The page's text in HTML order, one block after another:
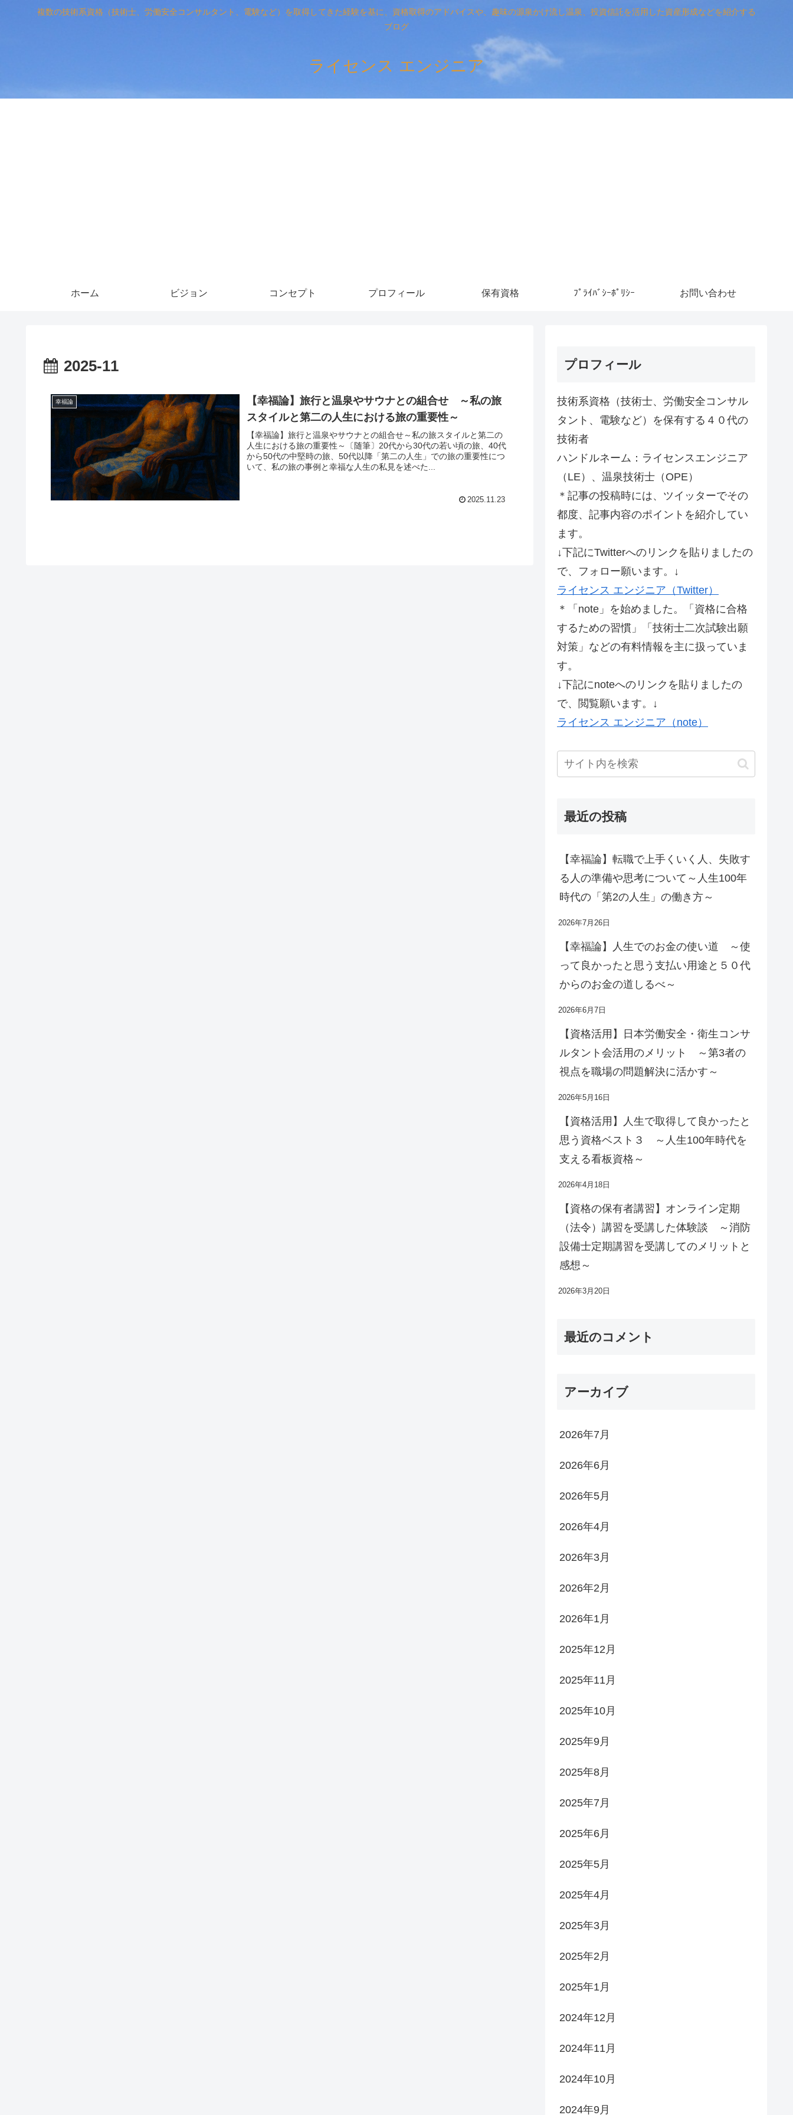
複数の技術系資格（技術士、労働安全コンサルタント、電験など）を取得してきた経験を基に、資格取得のアドバイスや、趣味の源泉かけ流し温泉、投資信託を活用した資産形成などを紹介する
ブログ
ライセンス エンジニア
ホーム ビジョン コンセプト プロフィール 保有資格 ﾌﾟﾗｲﾊﾞｼｰﾎﾟﾘｼｰ お問い合わせ
2025-11
幸福論
【幸福論】旅行と温泉やサウナとの組合せ ～私の旅
スタイルと第二の人生における旅の重要性～
【幸福論】旅行と温泉やサウナとの組合せ～私の旅スタイルと第二の
人生における旅の重要性～〔随筆〕20代から30代の若い頃の旅、40代
から50代の中堅時の旅、50代以降「第二の人生」での旅の重要性につ
いて、私の旅の事例と幸福な人生の私見を述べた...
2025.11.23
プロフィール
技術系資格（技術士、労働安全コンサル
タント、電験など）を保有する４０代の
技術者
ハンドルネーム：ライセンスエンジニア
（LE）、温泉技術士（OPE）
＊記事の投稿時には、ツイッターでその
都度、記事内容のポイントを紹介してい
ます。
↓下記にTwitterへのリンクを貼りましたの
で、フォロー願います。↓
ライセンス エンジニア（Twitter）
＊「note」を始めました。「資格に合格
するための習慣」「技術士二次試験出願
対策」などの有料情報を主に扱っていま
す。
↓下記にnoteへのリンクを貼りましたの
で、閲覧願います。↓
ライセンス エンジニア（note）
最近の投稿
【幸福論】転職で上手くいく人、失敗す
る人の準備や思考について～人生100年
時代の「第2の人生」の働き方～
2026年7月26日
【幸福論】人生でのお金の使い道 ～使
って良かったと思う支払い用途と５０代
からのお金の道しるべ～
2026年6月7日
【資格活用】日本労働安全・衛生コンサ
ルタント会活用のメリット ～第3者の
視点を職場の問題解決に活かす～
2026年5月16日
【資格活用】人生で取得して良かったと
思う資格ベスト３ ～人生100年時代を
支える看板資格～
2026年4月18日
【資格の保有者講習】オンライン定期
（法令）講習を受講した体験談 ～消防
設備士定期講習を受講してのメリットと
感想～
2026年3月20日
最近のコメント
アーカイブ
2026年7月
2026年6月
2026年5月
2026年4月
2026年3月
2026年2月
2026年1月
2025年12月
2025年11月
2025年10月
2025年9月
2025年8月
2025年7月
2025年6月
2025年5月
2025年4月
2025年3月
2025年2月
2025年1月
2024年12月
2024年11月
2024年10月
2024年9月